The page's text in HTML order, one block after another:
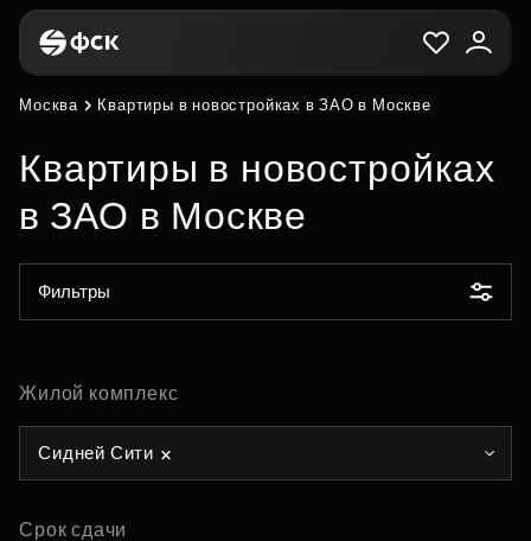
Москва Квартиры в новостройках в ЗАО в Москве
Квартиры в новостройках
в ЗАО в Москве
Фильтры
Жилой комплекс
Сидней Сити
Срок сдачи